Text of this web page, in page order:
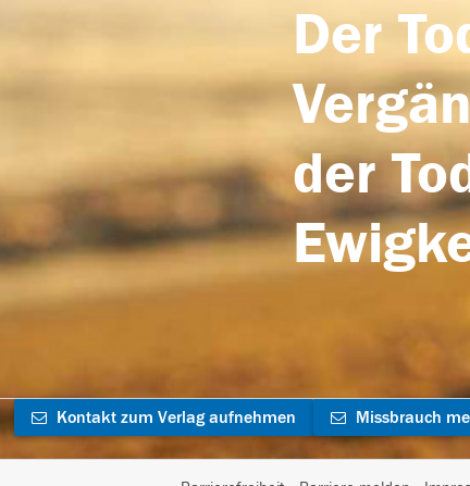
Der
der
Kontakt zum Verlag aufnehmen Missbrauch